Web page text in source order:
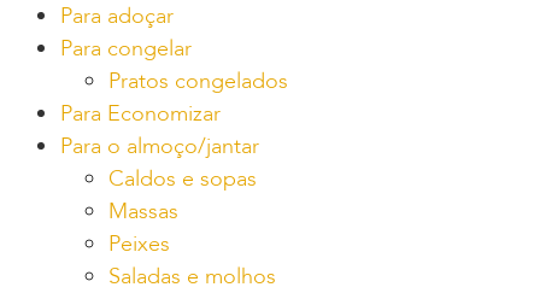
Para adoçar
Para congelar
Pratos congelados
Para Economizar
Para o almoço/jantar
Caldos e sopas
Massas
Peixes
Saladas e molhos